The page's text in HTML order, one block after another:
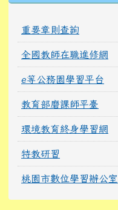
重要章則查詢
全國教師在職進修網
e等公務園學習平台
教育部磨課師平臺
環境教育終身學習網
特教研習
桃園市數位學習辦公室